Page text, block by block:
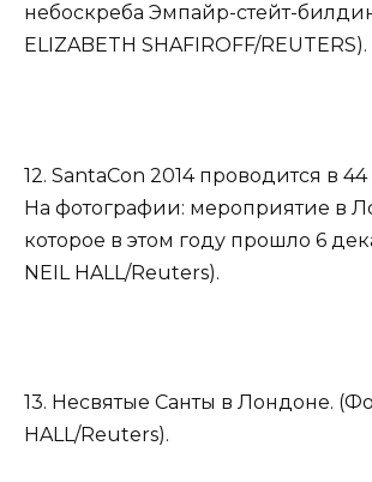
небоскреба Эмпайр-стейт-
ELIZABETH SHAFIROFF/REUTERS).
12. SantaCon 2014 проводится в
На фотографии: мероприятие в
которое в этом году прошло 6
NEIL HALL/Reuters).
13. Несвятые Санты в Лондоне.
HALL/Reuters).